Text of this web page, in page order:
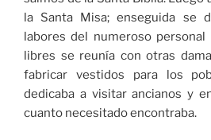
la Santa Misa; enseguida se
labores del numeroso personal
libres se reunía con otras
fabricar vestidos para los
dedicaba a visitar ancianos y
cuanto necesitado encontraba.